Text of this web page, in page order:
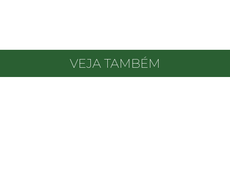
VEJA TAMBÉM